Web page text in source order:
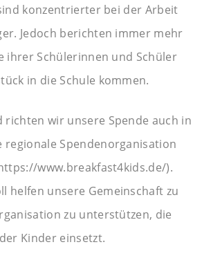
konzentrierter bei der Arbeit
Jedoch berichten immer mehr
ihrer Schülerinnen und Schüler
in die Schule kommen.
richten wir unsere Spende auch in
regionale Spendenorganisation
www.breakfast4kids.de/).
helfen unsere Gemeinschaft zu
zu unterstützen, die
Kinder einsetzt.